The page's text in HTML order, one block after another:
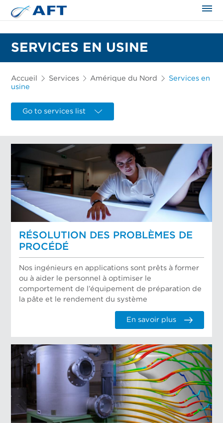
SERVICES EN USINE
Accueil Services Amérique du Nord
Services en
usine
Go to services list
RÉSOLUTION DES PROBLÈMES DE
PROCÉDÉ
Nos ingénieurs en applications sont prêts à former
ou à aider le personnel à optimiser le
comportement de l’équipement de préparation de
la pâte et le rendement du système
En savoir plus